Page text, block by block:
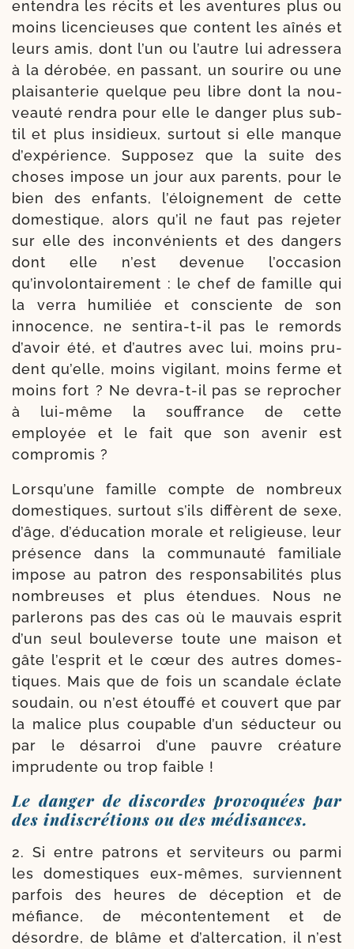
enten­dra les récits et les aven­tures plus ou
moins licen­cieuses que content les aînés et
leurs amis, dont l’un ou l’autre lui adres­se­ra
à la déro­bée, en pas­sant, un sou­rire ou une
plai­san­te­rie quelque peu libre dont la nou­
veau­té ren­dra pour elle le dan­ger plus sub­
til et plus insi­dieux, sur­tout si elle manque
d’expérience. Supposez que la suite des
choses impose un jour aux parents, pour le
bien des enfants, l’éloignement de cette
domes­tique, alors qu’il ne faut pas reje­ter
sur elle des incon­vé­nients et des dan­gers
dont elle n’est deve­nue l’occasion
qu’involontairement : le chef de famille qui
la ver­ra humi­liée et cons­ciente de son
inno­cence, ne sentira-​t-​il pas le remords
d’avoir été, et d’autres avec lui, moins pru­
dent qu’elle, moins vigi­lant, moins ferme et
moins fort ? Ne devra-​t-​il pas se repro­cher
à lui-​même la souf­france de cette
employée et le fait que son ave­nir est
compromis ?
Lorsqu’une famille compte de nom­breux
domes­tiques, sur­tout s’ils dif­fèrent de sexe,
d’âge, d’éducation morale et reli­gieuse, leur
pré­sence dans la com­mu­nau­té fami­liale
impose au patron des res­ponsabilités plus
nom­breuses et plus éten­dues. Nous ne
par­le­rons pas des cas où le mau­vais esprit
d’un seul bou­le­verse toute une mai­son et
gâte l’esprit et le cœur des autres domes­
tiques. Mais que de fois un scan­dale éclate
sou­dain, ou n’est étouf­fé et cou­vert que par
la malice plus cou­pable d’un séduc­teur ou
par le désar­roi d’une pau­vre créa­ture
impru­dente ou trop faible !
Le danger de discordes provoquées par
des indiscrétions ou des médisances.
2. Si entre patrons et ser­vi­teurs ou par­mi
les domes­tiques eux-​mêmes, sur­viennent
par­fois des heures de décep­tion et de
méfiance, de mécon­ten­te­ment et de
désordre, de blâme et d’altercation, il n’est